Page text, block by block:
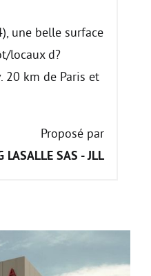
une belle surface
locaux d?
20 km de Paris et
Proposé par
LASALLE SAS - JLL